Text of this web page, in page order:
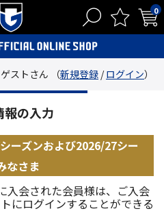
0
ゲストさん （新規登録 /ログイン）
報の入力
ーズンおよび2026/27シー
なさま
入会された会員様は、ご入会
にログインすることができる